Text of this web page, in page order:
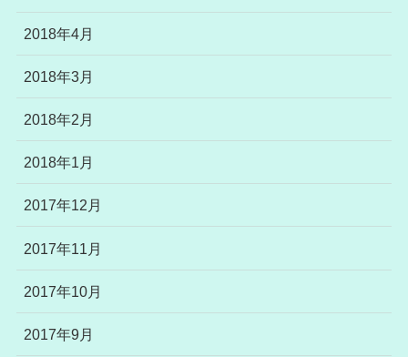
2018年4月
2018年3月
2018年2月
2018年1月
2017年12月
2017年11月
2017年10月
2017年9月